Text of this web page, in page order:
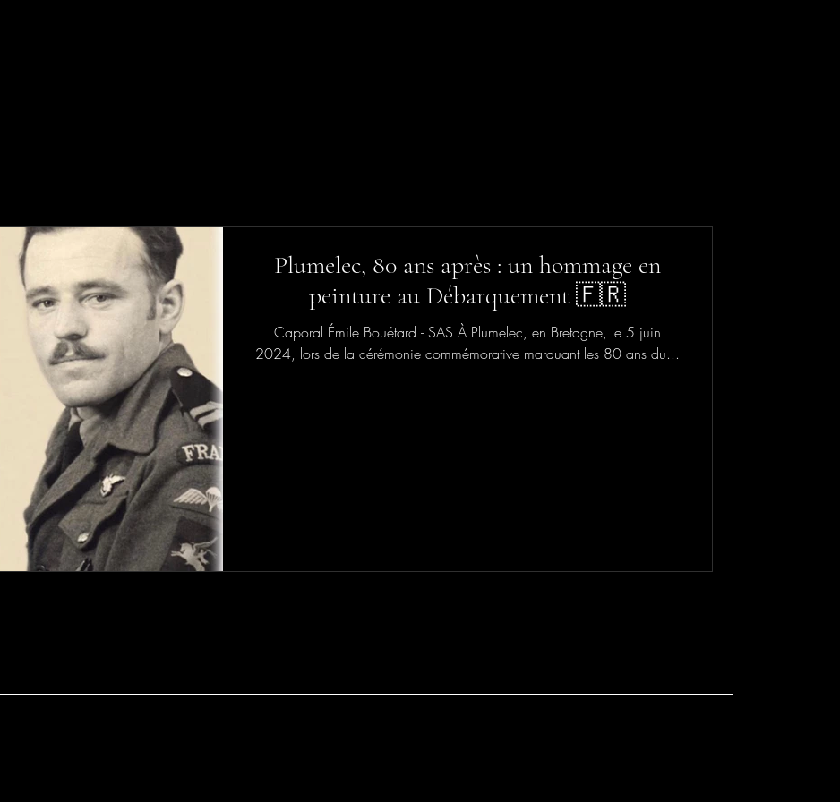
Plumelec, 80 ans après : un hommage en
peinture au Débarquement 🇫🇷
Caporal Émile Bouétard - SAS À Plumelec, en Bretagne, le 5 juin
2024, lors de la cérémonie commémorative marquant les 80 ans du...